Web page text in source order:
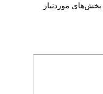
بخش‌های موردنیاز